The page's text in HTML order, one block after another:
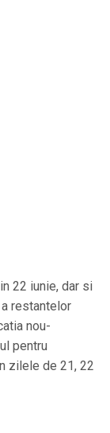
22 iunie, dar si
restantelor
nou-
pentru
zilele de 21, 22